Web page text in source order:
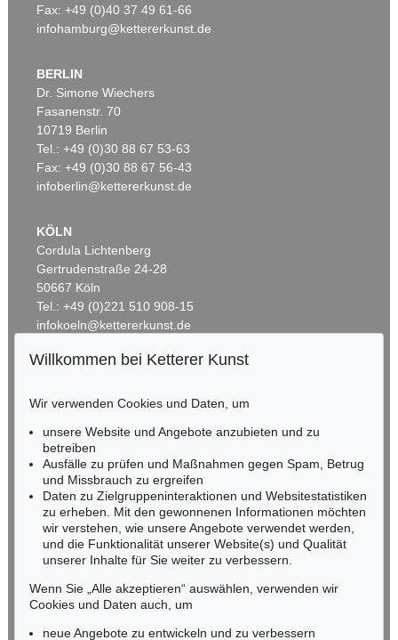
Auktion 435 - Lot 53
ANTON VON WERNER
Bauerngehöft, 1885
Ergebnis:€ 1.500
Auktion 310 - Lot 1290
Ergebnis:€ 1.440
Auktion 435 - Lot 55
Blick auf die Burgruine Regenstein im Harz, 1863
Fax: +49 (0)40 37 49 61-66
infohamburg@kettererkunst.de
BERLIN
Dr. Simone Wiechers
Fasanenstr. 70
10719 Berlin
Tel.: +49 (0)30 88 67 53-63
Fax: +49 (0)30 88 67 56-43
infoberlin@kettererkunst.de
KÖLN
Cordula Lichtenberg
Gertrudenstraße 24-28
50667 Köln
Tel.: +49 (0)221 510 908-15
infokoeln@kettererkunst.de
RHEINLAND-PFALZ
Miriam Heß
Tel.: +49 (0)62 21 58 80-038
Fax: +49 (0)62 21 58 80-595
infoheidelberg@kettererkunst.de
NORDDEUTSCHLAND
Nico Kassel, M.A.
Tel.: +49 (0)89 55244-164
Mobil: +49 (0)171 8618661
n.kassel@kettererkunst.de
Willkommen bei Ketterer Kunst
Wir verwenden Cookies und Daten, um
unsere Website und Angebote anzubieten und zu
betreiben
Ausfälle zu prüfen und Maßnahmen gegen Spam, Betrug
und Missbrauch zu ergreifen
Daten zu Zielgruppeninteraktionen und Websitestatistiken
zu erheben. Mit den gewonnenen Informationen möchten
wir verstehen, wie unsere Angebote verwendet werden,
und die Funktionalität unserer Website(s) und Qualität
unserer Inhalte für Sie weiter zu verbessern.
Wenn Sie „Alle akzeptieren“ auswählen, verwenden wir
Cookies und Daten auch, um
neue Angebote zu entwickeln und zu verbessern